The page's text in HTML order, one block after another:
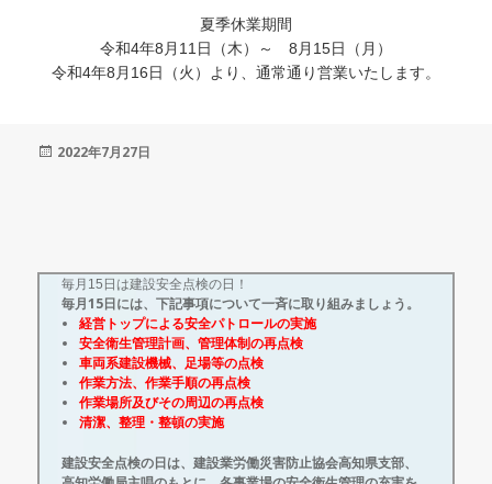
夏季休業期間
令和4年8月11日（木）～ 8月15日（月）
令和4年8月16日（火）より、通常通り営業いたします。
投
2022年7月27日
毎月15日は建設安全点検の日！
毎月15日には、下記事項について一斉に取り組みましょう。
経営トップによる安全パトロールの実施
安全衛生管理計画、管理体制の再点検
車両系建設機械、足場等の点検
作業方法、作業手順の再点検
作業場所及びその周辺の再点検
清潔、整理・整頓の実施
建設安全点検の日は、建設業労働災害防止協会高知県支部、